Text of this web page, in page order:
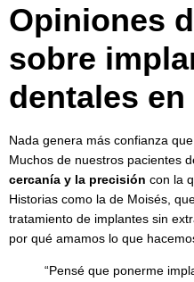
Opiniones
sobre
dentales
Nada genera más confianza
Muchos de nuestros pacientes
cercanía y la precisión con la
Historias como la de Moisés,
tratamiento de implantes sin
por qué amamos lo que
“Pensé que ponerme